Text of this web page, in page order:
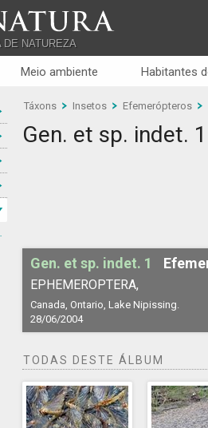
DE NATUREZA
Meio ambiente Habitantes
Táxons Insetos Efemerópteros
Gen. et sp. indet. 1
Gen. et sp. indet. 1
EPHEMEROPTERA,
Canada, Ontario, Lake Nipissing.
28/06/2004
TODAS DESTE ÁLBUM